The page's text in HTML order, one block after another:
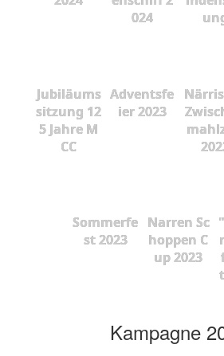
024
Jubiläums
sitzung 12
5 Jahre M
CC
Adventsfe
ier 2023
Sommerfe
st 2023
Narren Sc
hoppen C
up 2023
Kampagne